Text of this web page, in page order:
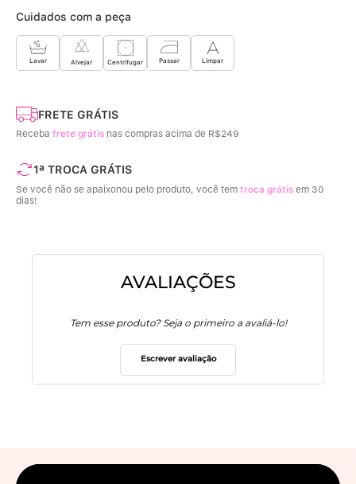
Cuidados com a peça
Lavar Alvejar Centrifugar Passar Limpar
FRETE GRÁTIS
Receba frete grátis nas compras acima de R$249
1ª TROCA GRÁTIS
Se você não se apaixonou pelo produto, você tem troca grátis em 30
dias!
AVALIAÇÕES
Tem esse produto? Seja o primeiro a avaliá-lo!
Escrever avaliação